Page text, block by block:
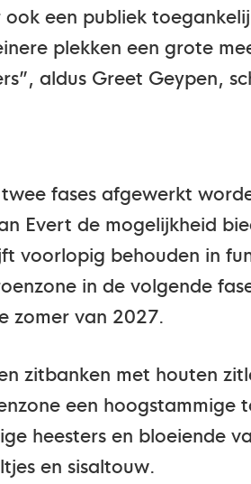
een publiek
plekken een grote
aldus Greet Geypen,
fases afgewerkt
Evert de mogelijkheid
voorlopig behouden in
in de volgende
zomer van 2027.
zitbanken met houten
een hoogstammige
heesters en bloeiende
en sisaltouw.